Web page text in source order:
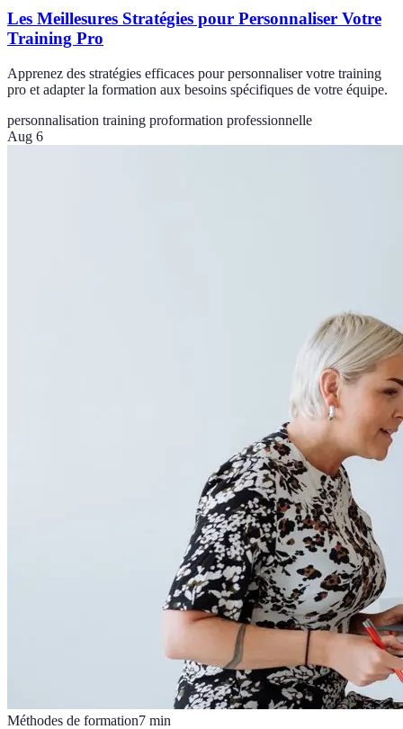
Les Meillesures Stratégies pour Personnaliser Votre
Training Pro
Apprenez des stratégies efficaces pour personnaliser votre training
pro et adapter la formation aux besoins spécifiques de votre équipe.
personnalisation training proformation professionnelle
Aug 6
Méthodes de formation7 min